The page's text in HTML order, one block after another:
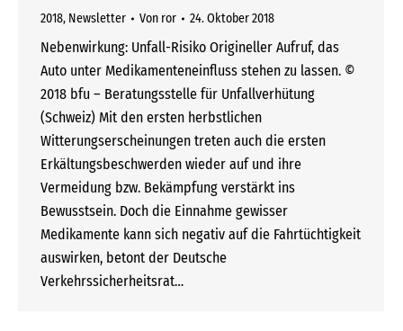
2018, Newsletter Von ror 24. Oktober 2018
Nebenwirkung: Unfall-Risiko Origineller Aufruf, das
Auto unter Medika­men­ten­ein­fluss stehen zu lassen. ©
2018 bfu – Beratungsstelle für Unfallverhütung
(Schweiz) Mit den ersten herbstlichen
Witterungserscheinungen treten auch die ersten
Erkältungsbeschwerden wieder auf und ihre
Vermeidung bzw. Bekämpfung verstärkt ins
Bewusstsein. Doch die Einnahme gewisser
Medikamente kann sich negativ auf die Fahrtüchtigkeit
auswirken, betont der Deutsche
Verkehrssicherheitsrat…